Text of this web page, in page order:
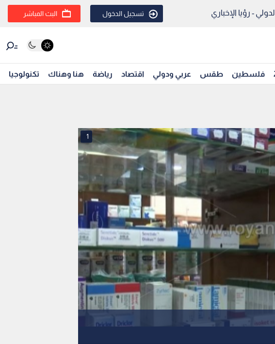
- رؤيا الإخباري تسجيل الدخول البث المباشر
فلسطين طقس عربي ودولي اقتصاد رياضة هنا وهناك تكنولوجيا
1